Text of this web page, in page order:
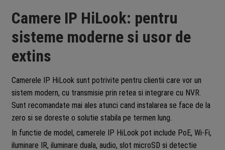
Camere IP HiLook: pentru
sisteme moderne si usor de
extins
Camerele IP HiLook sunt potrivite pentru clientii care vor un
sistem modern, cu transmisie prin retea si integrare cu NVR.
Sunt recomandate mai ales atunci cand instalarea se face de la
zero si se doreste o solutie stabila pe termen lung.
In functie de model, camerele IP HiLook pot include PoE, Wi-Fi,
iluminare IR, iluminare duala, audio, slot microSD si detectie